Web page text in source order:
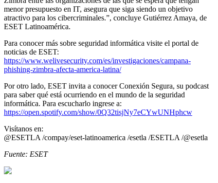
menor presupuesto en IT, asegura que siga siendo un objetivo
atractivo para los cibercriminales.”, concluye Gutiérrez Amaya, de
ESET Latinoamérica.
Para conocer más sobre seguridad informática visite el portal de
noticias de ESET:
https://www.welivesecurity.com/es/investigaciones/campana-
phishing-zimbra-afecta-america-latina/
Por otro lado, ESET invita a conocer Conexión Segura, su podcast
para saber qué está ocurriendo en el mundo de la seguridad
informática. Para escucharlo ingrese a:
https://open.spotify.com/show/0Q32tisjNy7eCYwUNHphcw
Visítanos en:
@ESETLA /compay/eset-latinoamerica /esetla /ESETLA /@esetla
Fuente: ESET